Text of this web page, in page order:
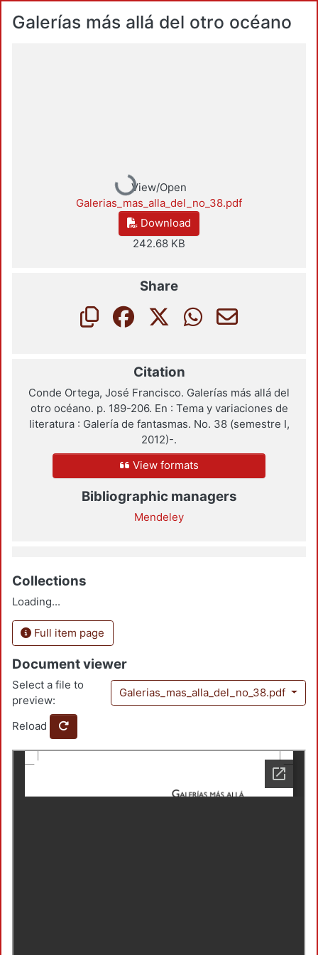
Galerías más allá del otro océano
Loading...View/Open
Galerias_mas_alla_del_no_38.pdf
Download
242.68 KB
Share
Citation
Conde Ortega, José Francisco. Galerías más allá del
otro océano. p. 189-206. En : Tema y variaciones de
literatura : Galería de fantasmas. No. 38 (semestre I,
2012)-.
View formats
Bibliographic managers
Mendeley
Collections
Loading...
Full item page
Document viewer
Select a file to
preview:
Galerias_mas_alla_del_no_38.pdf
Reload